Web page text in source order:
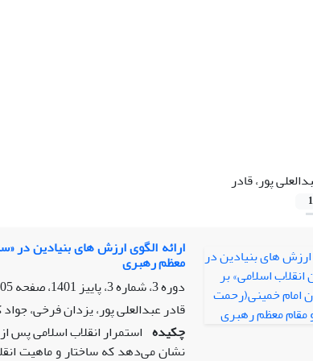
پور، قادر
1
ارائه الگوی ارزش های بنیادین در
معظم رهبری
دوره 3، شماره 3، پاییز 1401، صفحه
قادر عبدالعلی پور، یزدان فرخی، جواد
چکیده
نشان می‌دهد که ساختار و ماهیت